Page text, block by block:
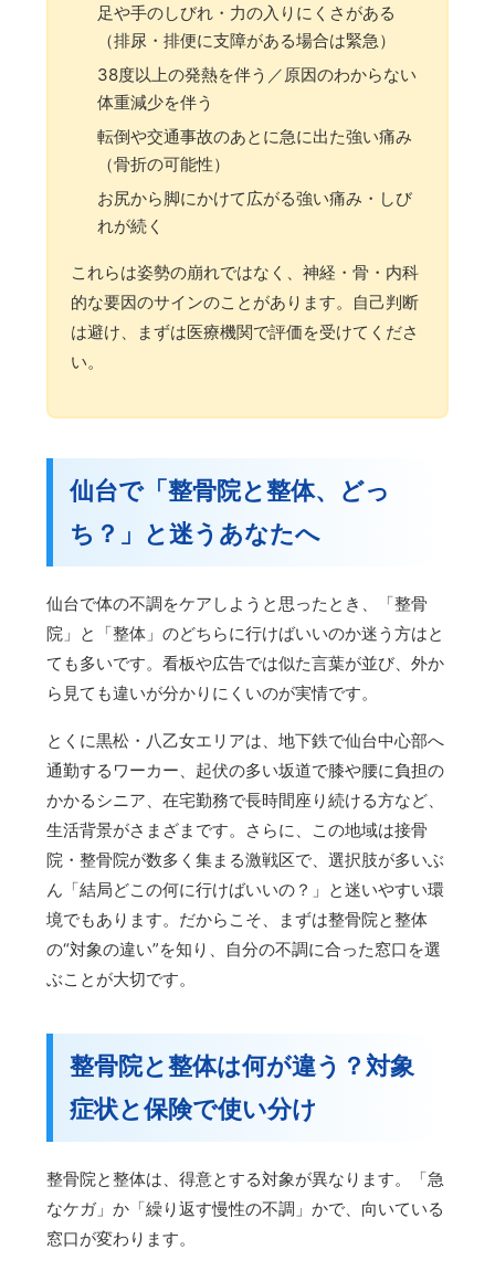
足や手のしびれ・力の入りにくさがある
（排尿・排便に支障がある場合は緊急）
38度以上の発熱を伴う／原因のわからない
体重減少を伴う
転倒や交通事故のあとに急に出た強い痛み
（骨折の可能性）
お尻から脚にかけて広がる強い痛み・しび
れが続く
これらは姿勢の崩れではなく、神経・骨・内科
的な要因のサインのことがあります。自己判断
は避け、まずは医療機関で評価を受けてくださ
い。
仙台で「整骨院と整体、どっ
ち？」と迷うあなたへ
仙台で体の不調をケアしようと思ったとき、「整骨
院」と「整体」のどちらに行けばいいのか迷う方はと
ても多いです。看板や広告では似た言葉が並び、外か
ら見ても違いが分かりにくいのが実情です。
とくに黒松・八乙女エリアは、地下鉄で仙台中心部へ
通勤するワーカー、起伏の多い坂道で膝や腰に負担の
かかるシニア、在宅勤務で長時間座り続ける方など、
生活背景がさまざまです。さらに、この地域は接骨
院・整骨院が数多く集まる激戦区で、選択肢が多いぶ
ん「結局どこの何に行けばいいの？」と迷いやすい環
境でもあります。だからこそ、まずは整骨院と整体
の“対象の違い”を知り、自分の不調に合った窓口を選
ぶことが大切です。
整骨院と整体は何が違う？対象
症状と保険で使い分け
整骨院と整体は、得意とする対象が異なります。「急
なケガ」か「繰り返す慢性の不調」かで、向いている
窓口が変わります。